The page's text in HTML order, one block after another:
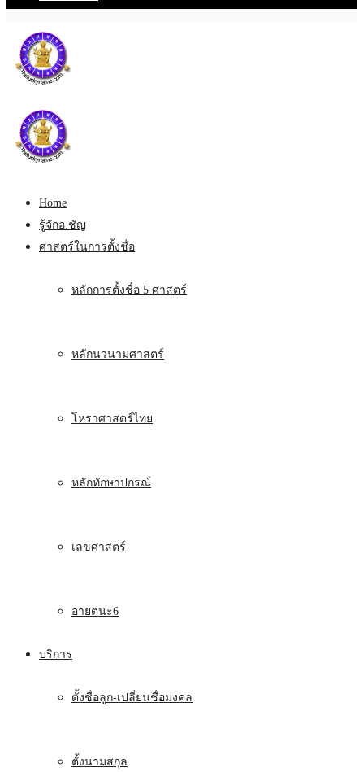
Home
รู้จักอ.ชัญ
ศาสตร์ในการตั้งชื่อ
หลักการตั้งชื่อ 5 ศาสตร์
หลักนวนามศาสตร์
โหราศาสตร์ไทย
หลักทักษาปกรณ์
เลขศาสตร์
อายตนะ6
บริการ
ตั้งชื่อลูก-เปลี่ยนชื่อมงคล
ตั้งนามสกุล